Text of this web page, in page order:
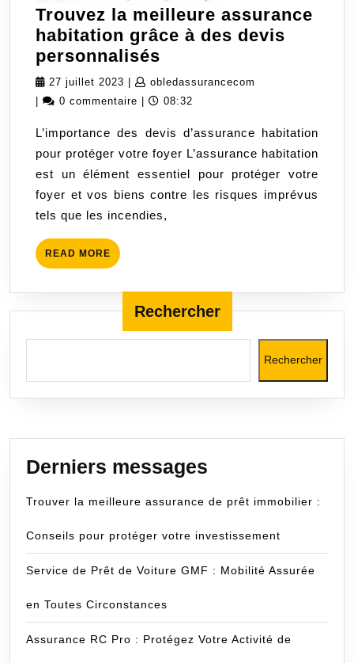
Trouvez la meilleure assurance
habitation grâce à des devis
personnalisés
la
meilleure
habitation
grâce
à
des
devis
27 juillet 2023 27
juillet
obledassurancecom
0 commentaire 08:32
L’importance des devis d’assurance habitation
pour protéger votre foyer L’assurance habitation
est un élément essentiel pour protéger votre
foyer et vos biens contre les risques imprévus
tels que les incendies,
READ MORE READ
MORE
Rechercher
Rechercher
Derniers messages
Trouver la meilleure assurance de prêt immobilier :
Conseils pour protéger votre investissement
Service de Prêt de Voiture GMF : Mobilité Assurée
en Toutes Circonstances
Assurance RC Pro : Protégez Votre Activité de